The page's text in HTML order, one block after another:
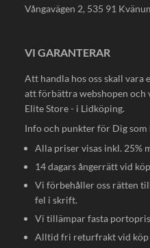
Vångavägen 2, 535 91
VI GARANTERAR
Att handla hos oss skall
att förbättra webshopen och
Elite Store - i Lidköping.
Info och punkter för Dig som
Alla priser visas inkl. 25%
14 dagars ångerrätt vid
Vi förbehåller oss rätten
fel i skrift.
Vi tillämpar fasta
Alltid fri returfrakt vid köp